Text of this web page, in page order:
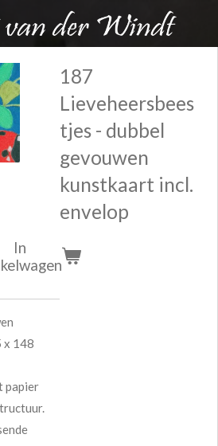
187
Lieveheersbees
tjes - dubbel
gevouwen
kunstkaart incl.
envelop
In
x 148
papier